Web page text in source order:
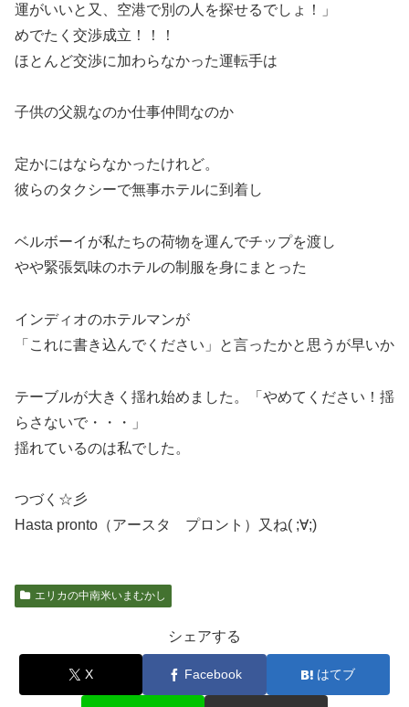
運がいいと又、空港で別の人を探せるでしょ！」
めでたく交渉成立！！！
ほとんど交渉に加わらなかった運転手は
子供の父親なのか仕事仲間なのか
定かにはならなかったけれど。
彼らのタクシーで無事ホテルに到着し
ベルボーイが私たちの荷物を運んでチップを渡し
やや緊張気味のホテルの制服を身にまとった
インディオのホテルマンが
「これに書き込んでください」と言ったかと思うが早いか
テーブルが大きく揺れ始めました。「やめてください！揺
らさないで・・・」
揺れているのは私でした。
つづく☆彡
Hasta pronto（アースタ プロント）又ね( ;∀;)
エリカの中南米いまむかし
シェアする
X Facebook はてブ